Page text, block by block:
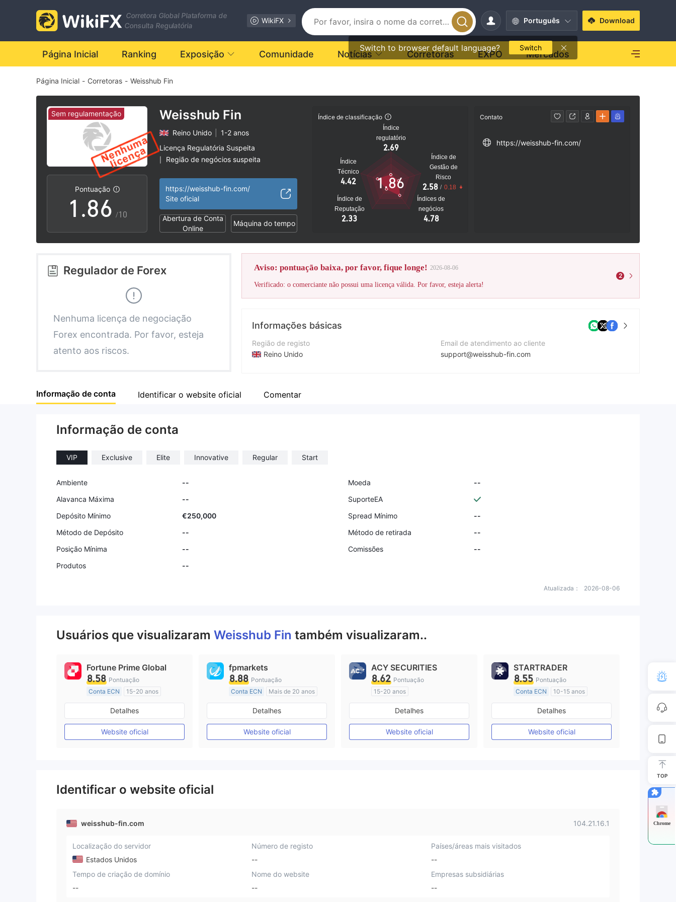
Corretora Global Plataforma de
Consulta Regulatória
WikiFX Português
Switch to browser default language? Switch
Download
Página Inicial Ranking Exposição Comunidade Notícias Corretoras EXPO Mercados
Página Inicial - Corretoras - Weisshub Fin
Sem regulamentação
Pontuação
0
1
2
3
5
6
7
8
9
.
2
3
4
5
6
7
8
9
0
1
2
3
4
5
6
7
8
/10
Weisshub Fin
Reino Unido
1-2 anos
Licença Regulatória Suspeita
Região de negócios suspeita
https://weisshub-fin.com/
Site oficial
Abertura de Conta
Online
Máquina do tempo
Índice de classificação
Índice
regulatório
2.69
Índice
Técnico
4.42
Índice de
Reputação
2.33
Índices de
negócios
4.78
Índice de
Gestão de
Risco
2.58 / 0.18
1.86
Contato
https://weisshub-fin.com/
Regulador de Forex
Nenhuma licença de negociação
Forex encontrada. Por favor, esteja
atento aos riscos.
Aviso: pontuação baixa, por favor, fique longe! 2026-08-06
Verificado: o comerciante não possui uma licença válida. Por favor, esteja alerta!
2
Informações básicas
Região de registo
Reino Unido
Empresa
Email de atendimento ao cliente
support@weisshub-fin.com
Informação de conta Identificar o website oficial Comentar
Informação de conta
VIP Exclusive Elite Innovative Regular Start
Ambiente -- Moeda
--
Alavanca Máxima
--
SuporteEA
Depósito Mínimo
€250,000 Spread Mínimo
--
Método de Depósito
-- Método de retirada
--
Posição Mínima
-- Comissões
--
Produtos
--
Atualizada： 2026-08-06
Usuários que visualizaram Weisshub Fin também visualizaram..
Fortune Prime Global
8.58 Pontuação
Conta ECN
15-20 anos
Austrália Regulamento
Market Marketing (MM)
Etiqueta principal MT4
Detalhes
Website oficial
fpmarkets
8.88 Pontuação
Conta ECN
Mais de 20 anos
Austrália Regulamento
Market Marketing (MM)
Etiqueta principal MT4
Detalhes
Website oficial
ACY SECURITIES
8.62 Pontuação
15-20 anos
Austrália Regulamento
Market Marketing (MM)
Etiqueta principal MT4
Detalhes
Website oficial
STARTRADER
8.55 Pontuação
Conta ECN
10-15 anos
Austrália Regulamento
Market Marketing (MM)
Etiqueta principal MT4
Detalhes
Website oficial
Identificar o website oficial
weisshub-fin.com 104.21.16.1
Localização do servidor
Estados Unidos
Número de registo
--
Países/áreas mais visitados
--
Tempo de criação de domínio
--
Nome do website
--
Empresas subsidiárias
--
TOP
Chrome